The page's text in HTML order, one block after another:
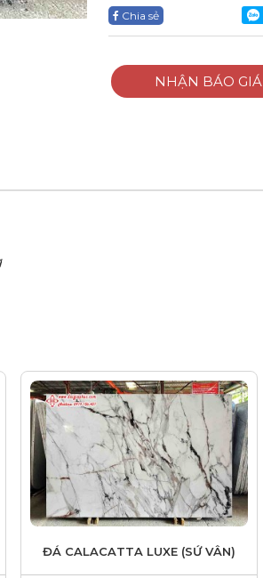
Chia sẻ
NHẬN BÁO GIÁ
ĐÁ CALACATTA LUXE (SỨ VÂN)